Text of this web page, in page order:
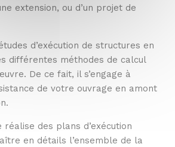
extension, ou d’un projet de
d’exécution de structures en
différentes méthodes de calcul
De ce fait, il s’engage à
de votre ouvrage en amont
réalise des plans d’exécution
en détails l’ensemble de la